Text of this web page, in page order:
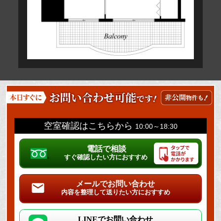
空室確認はこちらから 10:00～18:30
電話で相談
すぐ確認したい方におすすめ
メールでお問い合わせ
内容を整理して送りたい方におすすめ